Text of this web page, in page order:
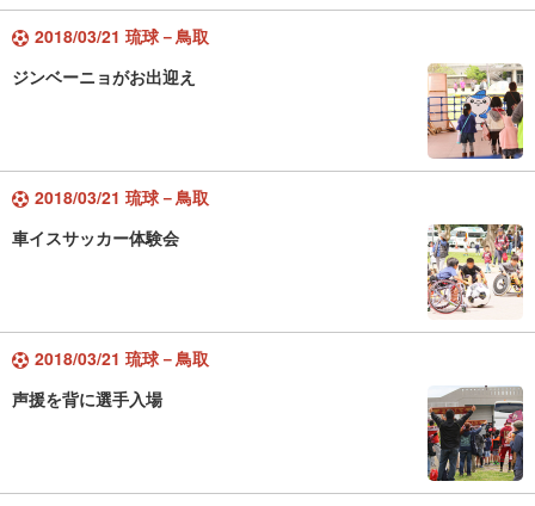
2018/03/21 琉球－鳥取
ジンベーニョがお出迎え
2018/03/21 琉球－鳥取
車イスサッカー体験会
2018/03/21 琉球－鳥取
声援を背に選手入場